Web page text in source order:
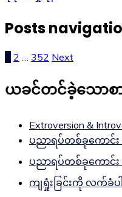
Posts
1 2 352 Next
ယခင်တင်ခဲ့သောစာ
Extroversion &
ပညာရပ်တစ်ခုကောင်း
ပညာရပ်တစ်ခုကောင်း
ကျရှုံးခြင်းကို လက်ခံပါ